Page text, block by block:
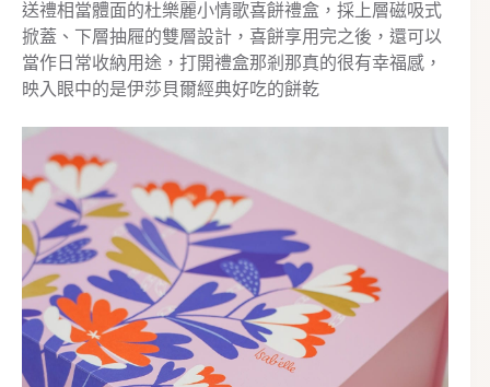
送禮相當體面的杜樂麗小情歌喜餅禮盒，採上層磁吸式
掀蓋、下層抽屜的雙層設計，喜餅享用完之後，還可以
當作日常收納用途，打開禮盒那剎那真的很有幸福感，
映入眼中的是伊莎貝爾經典好吃的餅乾